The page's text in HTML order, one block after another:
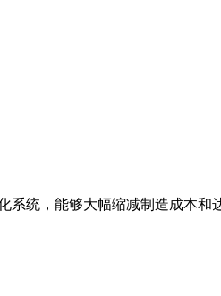
系统，能够大幅缩减制造成本和